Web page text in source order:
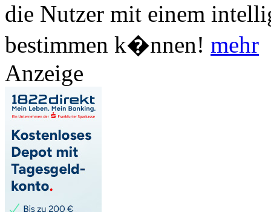
die Nutzer mit einem
bestimmen k�nnen! mehr
Anzeige